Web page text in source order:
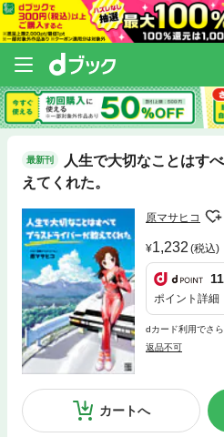
最新刊
人生で大切なことはす
えてくれた。
原マサヒコ
1,232 (税込)
11
ポイント詳細
dカード利用でさ
返品不可
カートへ